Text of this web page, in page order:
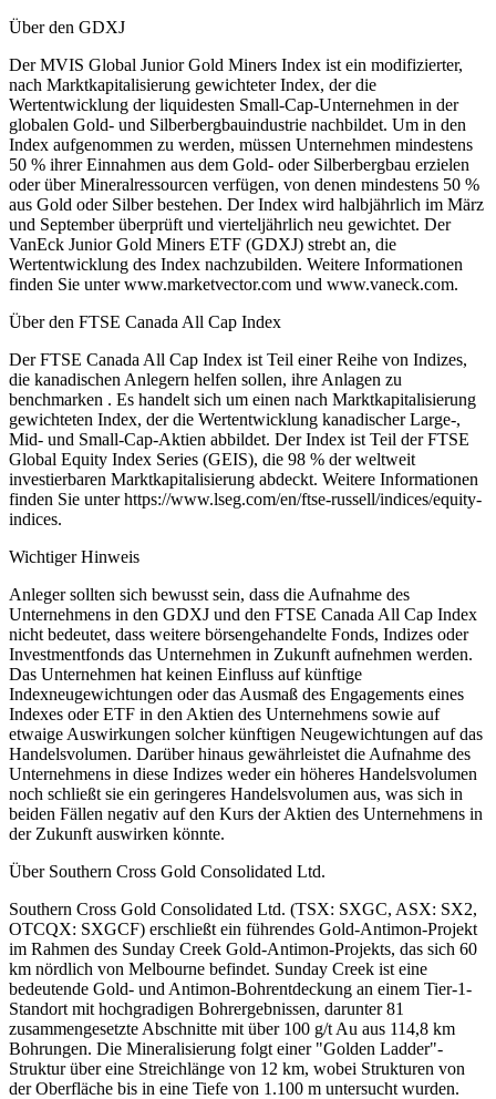
Über den GDXJ
Der MVIS Global Junior Gold Miners Index ist ein modifizierter,
nach Marktkapitalisierung gewichteter Index, der die
Wertentwicklung der liquidesten Small-Cap-Unternehmen in der
globalen Gold- und Silberbergbauindustrie nachbildet. Um in den
Index aufgenommen zu werden, müssen Unternehmen mindestens
50 % ihrer Einnahmen aus dem Gold- oder Silberbergbau erzielen
oder über Mineralressourcen verfügen, von denen mindestens 50 %
aus Gold oder Silber bestehen. Der Index wird halbjährlich im März
und September überprüft und vierteljährlich neu gewichtet. Der
VanEck Junior Gold Miners ETF (GDXJ) strebt an, die
Wertentwicklung des Index nachzubilden. Weitere Informationen
finden Sie unter www.marketvector.com und www.vaneck.com.
Über den FTSE Canada All Cap Index
Der FTSE Canada All Cap Index ist Teil einer Reihe von Indizes,
die kanadischen Anlegern helfen sollen, ihre Anlagen zu
benchmarken . Es handelt sich um einen nach Marktkapitalisierung
gewichteten Index, der die Wertentwicklung kanadischer Large-,
Mid- und Small-Cap-Aktien abbildet. Der Index ist Teil der FTSE
Global Equity Index Series (GEIS), die 98 % der weltweit
investierbaren Marktkapitalisierung abdeckt. Weitere Informationen
finden Sie unter https://www.lseg.com/en/ftse-russell/indices/equity-
indices.
Wichtiger Hinweis
Anleger sollten sich bewusst sein, dass die Aufnahme des
Unternehmens in den GDXJ und den FTSE Canada All Cap Index
nicht bedeutet, dass weitere börsengehandelte Fonds, Indizes oder
Investmentfonds das Unternehmen in Zukunft aufnehmen werden.
Das Unternehmen hat keinen Einfluss auf künftige
Indexneugewichtungen oder das Ausmaß des Engagements eines
Indexes oder ETF in den Aktien des Unternehmens sowie auf
etwaige Auswirkungen solcher künftigen Neugewichtungen auf das
Handelsvolumen. Darüber hinaus gewährleistet die Aufnahme des
Unternehmens in diese Indizes weder ein höheres Handelsvolumen
noch schließt sie ein geringeres Handelsvolumen aus, was sich in
beiden Fällen negativ auf den Kurs der Aktien des Unternehmens in
der Zukunft auswirken könnte.
Über Southern Cross Gold Consolidated Ltd.
Southern Cross Gold Consolidated Ltd. (TSX: SXGC, ASX: SX2,
OTCQX: SXGCF) erschließt ein führendes Gold-Antimon-Projekt
im Rahmen des Sunday Creek Gold-Antimon-Projekts, das sich 60
km nördlich von Melbourne befindet. Sunday Creek ist eine
bedeutende Gold- und Antimon-Bohrentdeckung an einem Tier-1-
Standort mit hochgradigen Bohrergebnissen, darunter 81
zusammengesetzte Abschnitte mit über 100 g/t Au aus 114,8 km
Bohrungen. Die Mineralisierung folgt einer "Golden Ladder"-
Struktur über eine Streichlänge von 12 km, wobei Strukturen von
der Oberfläche bis in eine Tiefe von 1.100 m untersucht wurden.